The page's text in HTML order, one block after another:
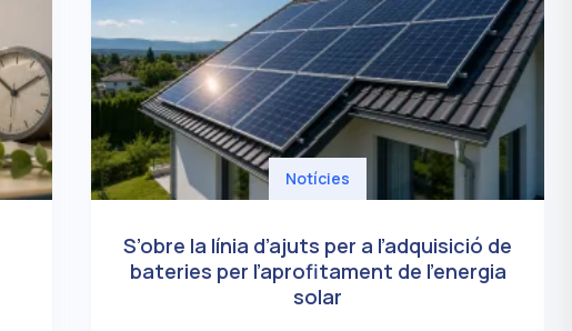
Notícies
S’obre la línia d’ajuts per a l’adquisició de
bateries per l’aprofitament de l’energia
solar